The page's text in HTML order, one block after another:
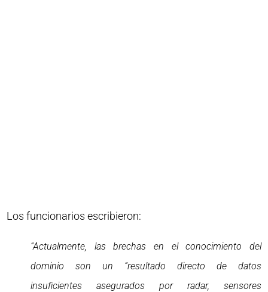
Los funcionarios escribieron:
“Actualmente, las brechas en el conocimiento del
dominio son un “resultado directo de datos
insuficientes asegurados por radar, sensores